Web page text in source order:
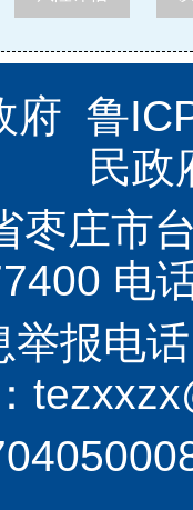
府 鲁
民政
枣庄市
电
举报电